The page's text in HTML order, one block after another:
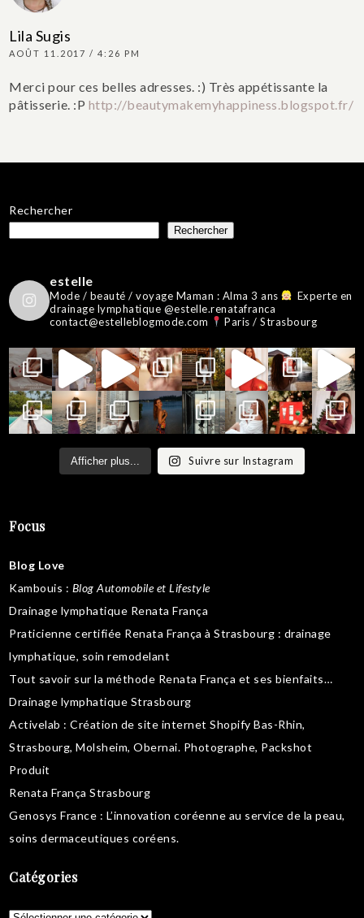
Lila Sugis
AOÛT 11.2017 / 4:26 PM
Merci pour ces belles adresses. :) Très appétissante la
pâtisserie. :P http://beautymakemyhappiness.blogspot.fr/
Rechercher
Rechercher
estelle
Mode / beauté / voyage Maman : Alma 3 ans
Experte en
drainage lymphatique @estelle.renatafranca
contact@estelleblogmode.com
Paris / Strasbourg
Afficher plus... Suivre sur Instagram
Focus
Blog Love
Kambouis : Blog Automobile et Lifestyle
Drainage lymphatique Renata França
Praticienne certifiée Renata França à Strasbourg : drainage
lymphatique, soin remodelant
Tout savoir sur la méthode Renata França et ses bienfaits…
Drainage lymphatique Strasbourg
Activelab : Création de site internet Shopify Bas-Rhin,
Strasbourg, Molsheim, Obernai. Photographe, Packshot
Produit
Renata França Strasbourg
Genosys France : L’innovation coréenne au service de la peau,
soins dermaceutiques coréens.
Catégories
Catégories